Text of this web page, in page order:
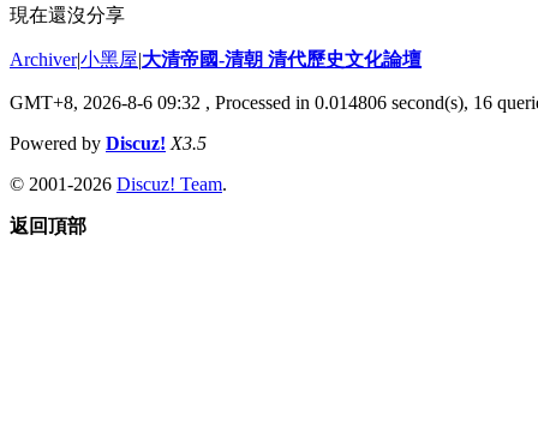
現在還沒分享
Archiver|小黑屋|大清帝國-清朝 清代歷史文化論壇
GMT+8, 2026-8-6 09:32 , Processed in 0.014806 second(s), 16
Powered by Discuz! X3.5
© 2001-2026 Discuz! Team.
返回頂部